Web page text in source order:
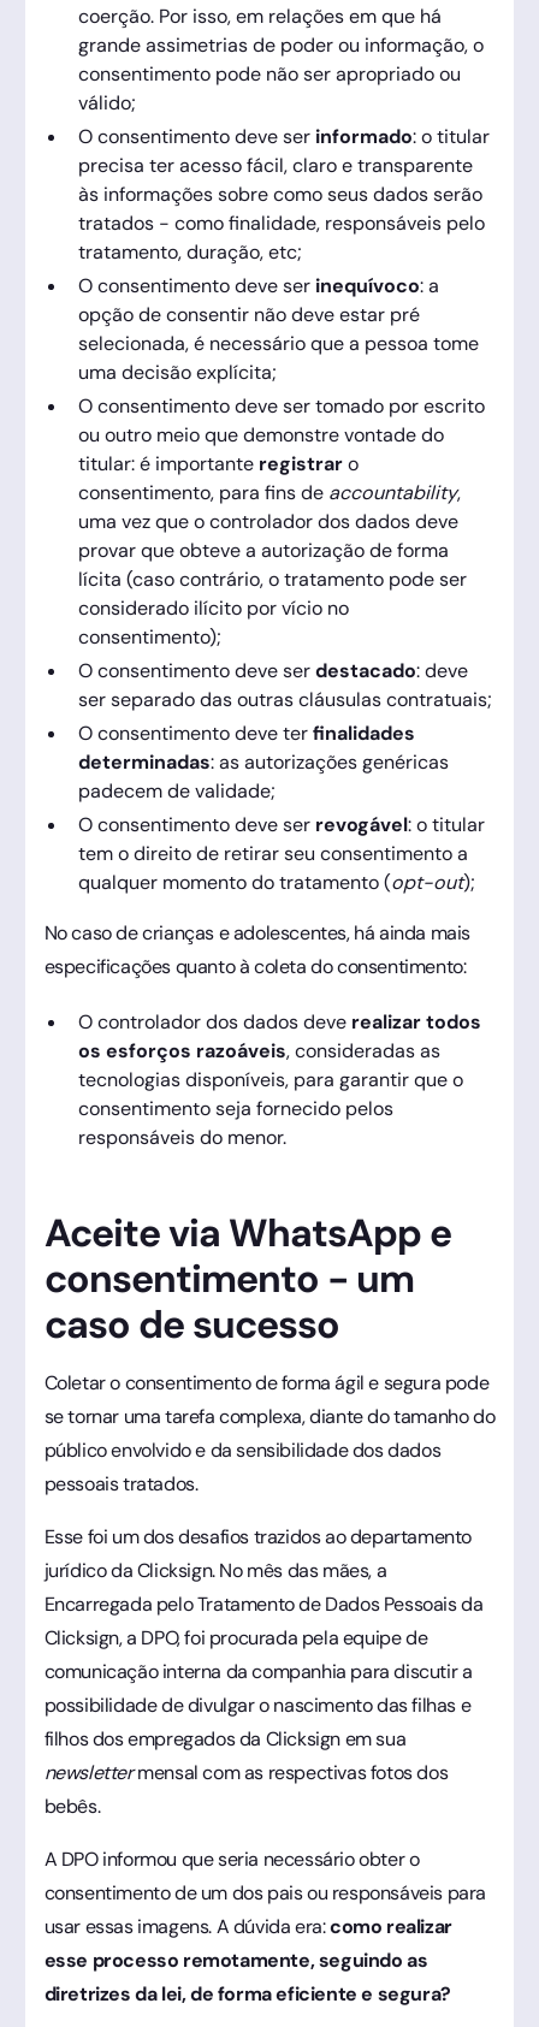
coerção. Por isso, em relações em que há
grande assimetrias de poder ou informação, o
consentimento pode não ser apropriado ou
válido;
O consentimento deve ser informado: o titular
precisa ter acesso fácil, claro e transparente
às informações sobre como seus dados serão
tratados - como finalidade, responsáveis pelo
tratamento, duração, etc;
O consentimento deve ser inequívoco: a
opção de consentir não deve estar pré
selecionada, é necessário que a pessoa tome
uma decisão explícita;
O consentimento deve ser tomado por escrito
ou outro meio que demonstre vontade do
titular: é importante registraro
consentimento, para fins de accountability,
uma vez que o controlador dos dados deve
provar que obteve a autorização de forma
lícita (caso contrário, o tratamento pode ser
considerado ilícito por vício no
consentimento);
O consentimento deve serdestacado: deve
ser separado das outras cláusulas contratuais;
O consentimento deve terfinalidades
determinadas: as autorizações genéricas
padecem de validade;
O consentimento deve ser revogável: o titular
tem o direito de retirar seu consentimento a
qualquer momento do tratamento (opt-out);
No caso de crianças e adolescentes, há ainda mais
especificações quanto à coleta do consentimento:
O controlador dos dados deve realizar todos
os esforços razoáveis, consideradas as
tecnologias disponíveis, para garantir que o
consentimento seja fornecido pelos
responsáveis do menor.
Aceite via WhatsApp e
consentimento - um
caso de sucesso
Coletar o consentimento de forma ágil e segura pode
se tornar uma tarefa complexa, diante do tamanho do
público envolvido e da sensibilidade dos dados
pessoais tratados.
Esse foi um dos desafios trazidos ao departamento
jurídico da Clicksign. No mês das mães, a
Encarregada pelo Tratamento de Dados Pessoais da
Clicksign, a DPO, foi procurada pela equipe de
comunicação interna da companhia para discutir a
possibilidade de divulgar o nascimento das filhas e
filhos dos empregados da Clicksign em sua
newslettermensal com as respectivas fotos dos
bebês.
A DPO informou que seria necessário obter o
consentimento de um dos pais ou responsáveis para
usar essas imagens. A dúvida era:como realizar
esse processo remotamente, seguindo as
diretrizes da lei, de forma eficiente e segura?